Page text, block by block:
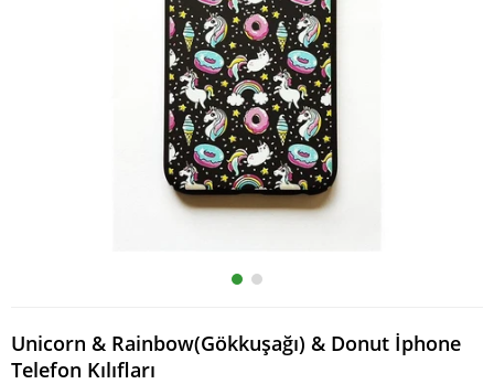
Unicorn & Rainbow(Gökkuşağı) & Donut İphone
Telefon Kılıfları